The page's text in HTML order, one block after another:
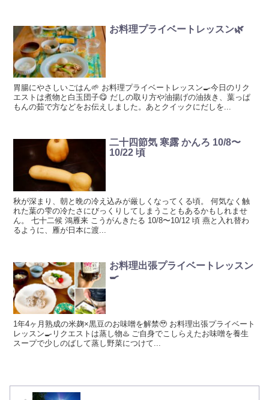
お料理プライベートレッスン🌿
胃腸にやさしいごはん🌱 お料理プライベートレッスン🍳今日のリク
エストは煮物と白玉団子😋 だしの取り方や油揚げの油抜き、葉っぱ
もんの茹で方などをお伝えしました。あとクイックにだしを...
二十四節気 寒露 かんろ 10/8〜
10/22 頃
秋が深まり、朝と晩の冷え込みが厳しくなってくる頃。 何気なく触
れた葉の雫の冷たさにびっくりしてしまうこともあるかもしれませ
ん。 七十二候 鴻雁来 こうがんきたる 10/8〜10/12 頃 燕と入れ替わ
るように、雁が日本に渡...
お料理出張プライベートレッスン
🍳
1年4ヶ月熟成の米麹×黒豆のお味噌を解禁🥹 お料理出張プライベート
レッスン🍳リクエストは蒸し物♨️ ご自身でこしらえたお味噌を養生
スープで少しのばして蒸し野菜につけて...